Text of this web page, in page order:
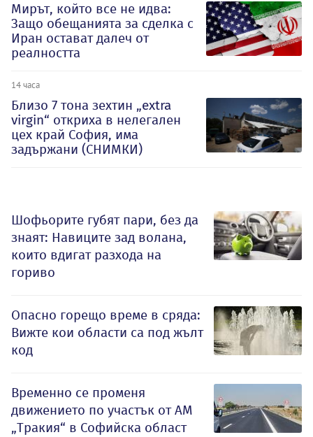
Мирът, който все не идва:
Защо обещанията за сделка с
Иран остават далеч от
реалността
14 часа
Близо 7 тона зехтин „extra
virgin“ откриха в нелегален
цех край София, има
задържани (СНИМКИ)
Шофьорите губят пари, без да
знаят: Навиците зад волана,
които вдигат разхода на
гориво
Опасно горещо време в сряда:
Вижте кои области са под жълт
код
Временно се променя
движението по участък от АМ
„Тракия“ в Софийска област